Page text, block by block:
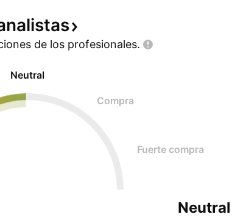
de los profesionales.
Neutral
Compra
Fuerte compra
Neutral